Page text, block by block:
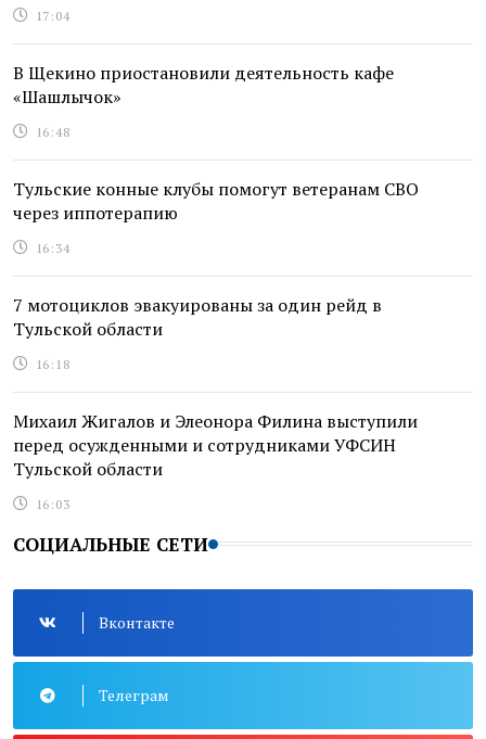
17:04
В Щекино приостановили деятельность кафе
«Шашлычок»
16:48
Тульские конные клубы помогут ветеранам СВО
через иппотерапию
16:34
7 мотоциклов эвакуированы за один рейд в
Тульской области
16:18
Михаил Жигалов и Элеонора Филина выступили
перед осужденными и сотрудниками УФСИН
Тульской области
16:03
СОЦИАЛЬНЫЕ СЕТИ
Вконтакте
Телеграм